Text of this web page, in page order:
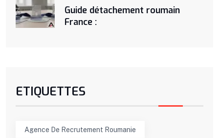
Guide détachement roumain
France :
ETIQUETTES
Agence De Recrutement Roumanie